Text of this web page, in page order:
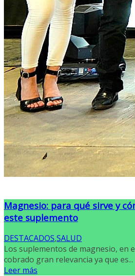
Magnesio: para qué sirve y
este suplemento
DESTACADOS,SALUD
Los suplementos de magnesio, en
cobrado gran relevancia ya que es...
Leer más